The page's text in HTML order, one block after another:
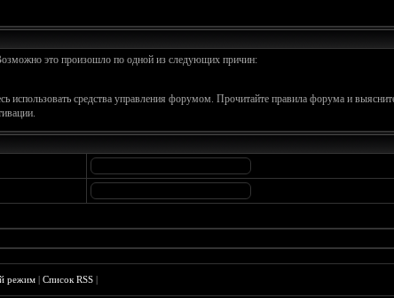
это произошло по одной из следующих причин:
использовать средства управления форумом. Прочитайте правила форума и
режим |Список RSS |